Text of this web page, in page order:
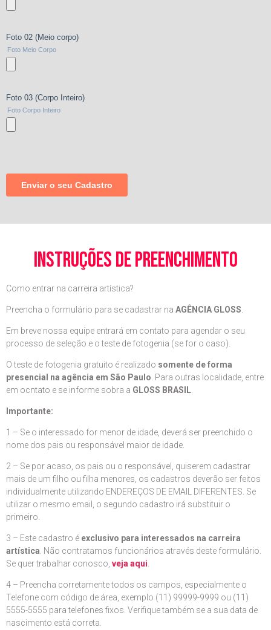
instruções de preenchimento
Como entrar na carreira artística?
Preencha o formulário para se cadastrar na AGÊNCIA GLOSS
Em breve nossa equipe entrará em contato para agendar o seu
processo de seleção e o teste de fotogenia (se for o caso).
O teste de fotogenia gratuito é realizado somente de forma
presencial na agência em São Paulo . Para outras localidade, entre
em ocntato e se informe sobra a GLOSS BRASIL
Importante:
1 – Se o interessado for menor de idade, deverá ser preenchido o
nome dos pais ou responsável maior de idade.
2 – Se por acaso, os pais ou o responsável, quiserem cadastrar
mais de um filho ou filha menores, os cadastros deverão ser feitos
individualmente utilizando ENDEREÇOS DE EMAIL DIFERENTES. Se
utilizar o mesmo email, o segundo cadastro irá substituir o
primeiro.
3 – Este cadastro é exclusivo para interessados na carreira
artística . Não contratamos funcionários através deste formulário.
Se quer trabalhar conosco, veja aqui
4 – Preencha corretamente todos os campos, especialmente o
Telefone com código de área, exemplo (11) 99999-9999 ou (11)
5555-5555 para telefones fixos. Verifique também se a sua data de
nascimento está correta.